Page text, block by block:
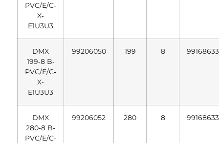
PVC/E/C‐
X‐
E1U3U3
DMX
199‐8 B‐
PVC/E/C‐
X‐
E1U3U3
99206050 199 8 99168633
DMX
280‐8 B‐
PVC/E/C‐
99206052 280 8 99168633